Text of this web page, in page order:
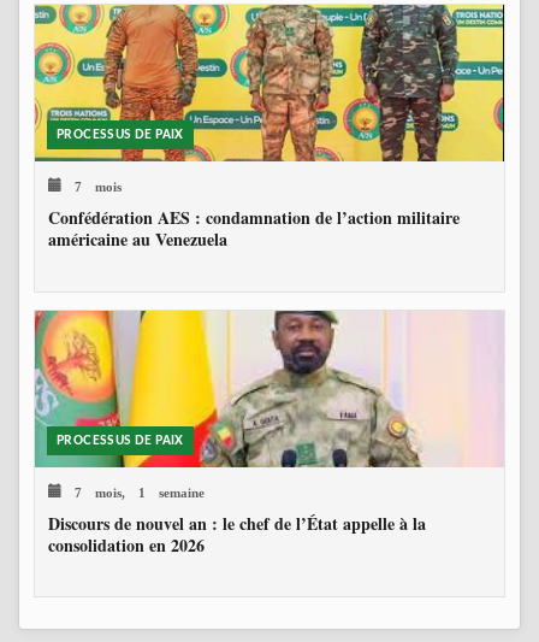
PROCESSUS DE PAIX
7 mois
Confédération AES : condamnation de l’action militaire
américaine au Venezuela
PROCESSUS DE PAIX
7 mois, 1 semaine
Discours de nouvel an : le chef de l’État appelle à la
consolidation en 2026